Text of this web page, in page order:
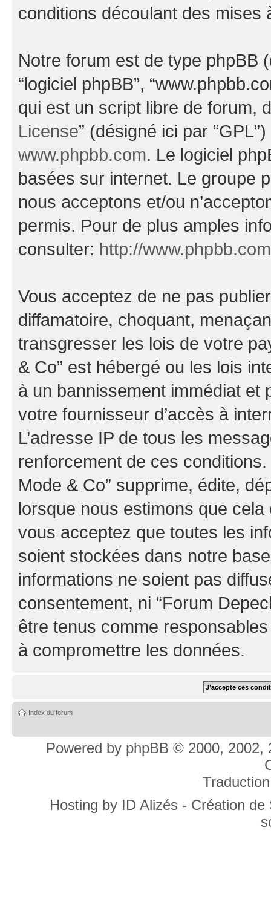
conditions découlant des mises
Notre forum est de type phpBB
“logiciel phpBB”,
qui est un script libre de forum,
License” (désigné ici par
www.phpbb.com. Le logiciel
basées sur internet. Le groupe
nous acceptons et/ou
permis. Pour de plus amples
consulter: http://
Vous acceptez de ne pas
diffamatoire, choquant,
transgresser les lois de votre
& Co” est hébergé ou les lois
à un bannissement immédiat et
votre fournisseur d’accès à
L’adresse IP de tous les
renforcement de ces
Mode & Co” supprime, édite,
lorsque nous estimons que cela
vous acceptez que toutes les
soient stockées dans notre
informations ne soient pas
consentement, ni “Forum
être tenus comme
à compromettre les données.
Index du forum
Powered by phpBB © 2000, 2002,
Hosting by ID Alizés - Création